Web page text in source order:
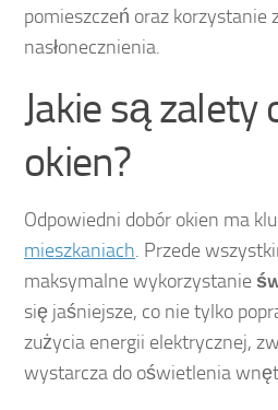
pomieszczeń oraz korzystanie
nasłonecznienia.
Jakie są
okien?
Odpowiedni dobór okien ma
mieszkaniach. Przede
maksymalne wykorzystanie
się jaśniejsze, co nie tylko
zużycia energii elektrycznej,
wystarcza do oświetlenia